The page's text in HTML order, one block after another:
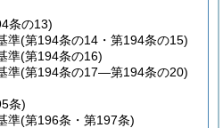
条の13)
準(第194条の14・第194条の15)
準(第194条の16)
準(第194条の17―第194条の20)
条)
準(第196条・第197条)